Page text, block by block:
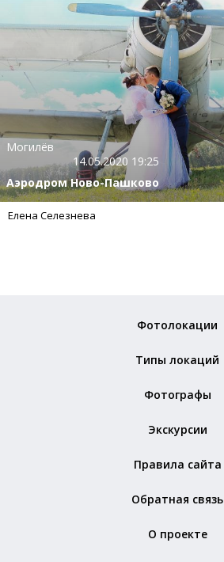
Могилёв
14.05.2020 19:25
Аэродром Ново-Пашково
Елена Селезнева
Фотолокации
Типы локаций
Фотографы
Экскурсии
Правила сайта
Обратная связь
О проекте